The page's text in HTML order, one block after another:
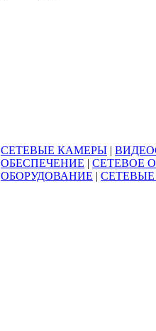
СЕТЕВЫЕ КАМЕРЫ |
ОБЕСПЕЧЕНИЕ | СЕТЕВОЕ
ОБОРУДОВАНИЕ |